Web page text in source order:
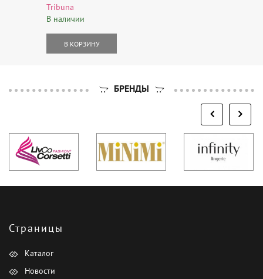
Tribuna
В наличии
В КОРЗИНУ
БРЕНДЫ
Страницы
Каталог
Новости